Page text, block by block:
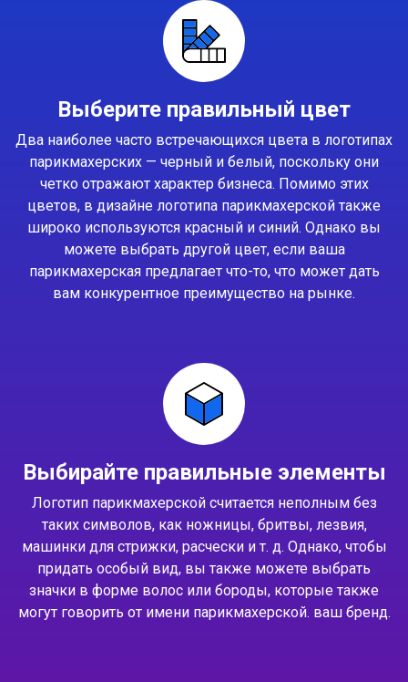
Выберите правильный цвет
Два наиболее часто встречающихся цвета в логотипах
парикмахерских — черный и белый, поскольку они
четко отражают характер бизнеса. Помимо этих
цветов, в дизайне логотипа парикмахерской также
широко используются красный и синий. Однако вы
можете выбрать другой цвет, если ваша
парикмахерская предлагает что-то, что может дать
вам конкурентное преимущество на рынке.
Выбирайте правильные элементы
Логотип парикмахерской считается неполным без
таких символов, как ножницы, бритвы, лезвия,
машинки для стрижки, расчески и т. д. Однако, чтобы
придать особый вид, вы также можете выбрать
значки в форме волос или бороды, которые также
могут говорить от имени парикмахерской. ваш бренд.